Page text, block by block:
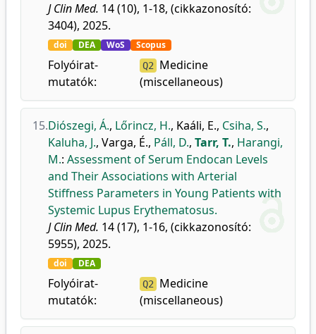
J Clin Med. 14 (10), 1-18, (cikkazonosító:
3404), 2025.
doi DEA WoS Scopus
Folyóirat-
mutatók:
Q2
Medicine
(miscellaneous)
15.Diószegi, Á., Lőrincz, H., Kaáli, E., Csiha, S.,
Kaluha, J., Varga, É., Páll, D., Tarr, T., Harangi,
M.: Assessment of Serum Endocan Levels
and Their Associations with Arterial
Stiffness Parameters in Young Patients with
Systemic Lupus Erythematosus.
J Clin Med. 14 (17), 1-16, (cikkazonosító:
5955), 2025.
doi DEA
Folyóirat-
mutatók:
Q2
Medicine
(miscellaneous)